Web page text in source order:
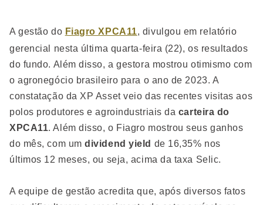
A gestão do Fiagro XPCA11, divulgou em relatório
gerencial nesta última quarta-feira (22), os resultados
do fundo. Além disso, a gestora mostrou otimismo com
o agronegócio brasileiro para o ano de 2023. A
constatação da XP Asset veio das recentes visitas aos
polos produtores e agroindustriais da carteira do
XPCA11. Além disso, o Fiagro mostrou seus ganhos
do mês, com umdividend yield de 16,35% nos
últimos 12 meses, ou seja, acima da taxa Selic.
A equipe de gestão acredita que, após diversos fatos